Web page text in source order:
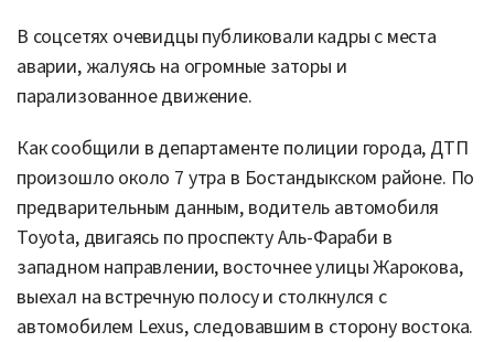
В соцсетях очевидцы публиковали кадры с места
аварии, жалуясь на огромные заторы и
парализованное движение.
Как сообщили в департаменте полиции города, ДТП
произошло около 7 утра в Бостандыкском районе. По
предварительным данным, водитель автомобиля
Toyota, двигаясь по проспекту Аль-Фараби в
западном направлении, восточнее улицы Жарокова,
выехал на встречную полосу и столкнулся с
автомобилем Lexus, следовавшим в сторону востока.